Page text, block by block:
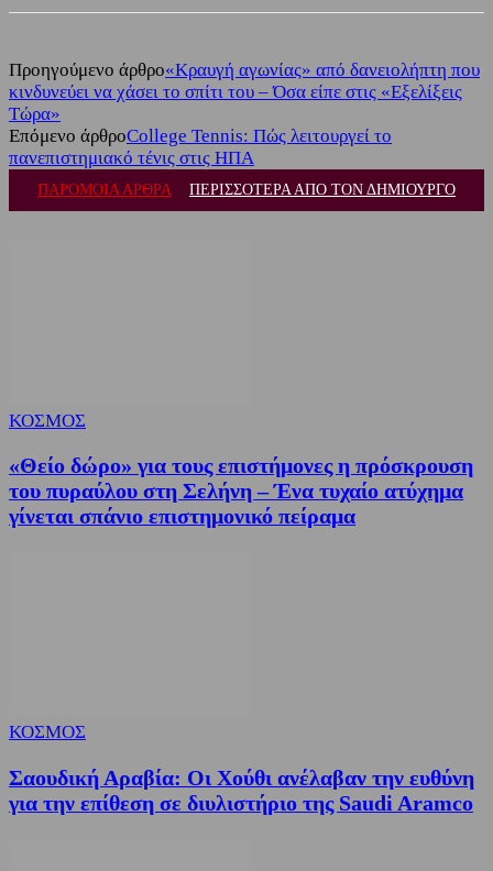
Προηγούμενο άρθρο«Κραυγή αγωνίας» από δανειολήπτη που
κινδυνεύει να χάσει το σπίτι του – Όσα είπε στις «Εξελίξεις
Τώρα»
Επόμενο άρθροCollege Tennis: Πώς λειτουργεί το
πανεπιστημιακό τένις στις ΗΠΑ
ΠΑΡΟΜΟΙΑ ΑΡΘΡΑ ΠΕΡΙΣΣΟΤΕΡΑ ΑΠΟ ΤΟΝ ΔΗΜΙΟΥΡΓΟ
ΚΟΣΜΟΣ
«Θείο δώρο» για τους επιστήμονες η πρόσκρουση
του πυραύλου στη Σελήνη – Ένα τυχαίο ατύχημα
γίνεται σπάνιο επιστημονικό πείραμα
ΚΟΣΜΟΣ
Σαουδική Αραβία: Οι Χούθι ανέλαβαν την ευθύνη
για την επίθεση σε διυλιστήριο της Saudi Aramco